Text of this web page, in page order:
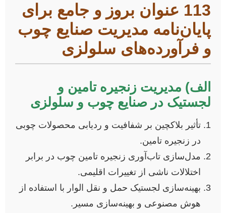
113 عنوان بروز و جامع برای
پایان‌نامه مدیریت صنایع چوب
و فرآورده‌های سلولزی
الف) مدیریت زنجیره تامین و
لجستیک در صنایع چوب و سلولزی
تأثیر بلاکچین بر شفافیت و ردیابی محصولات چوبی
در زنجیره تامین.
مدل‌سازی تاب‌آوری زنجیره تامین چوب در برابر
اختلالات ناشی از تغییرات اقلیمی.
بهینه‌سازی لجستیک حمل و نقل الوار با استفاده از
هوش مصنوعی و بهینه‌سازی مسیر.